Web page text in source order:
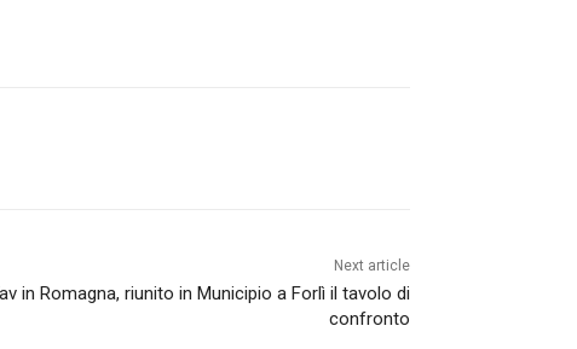
Next article
in Romagna, riunito in Municipio a Forlì il tavolo di
confronto